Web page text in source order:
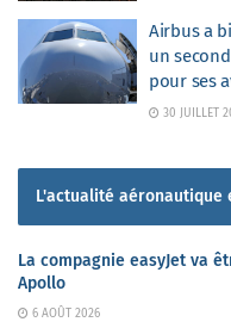
Airbus a
un
pour ses
30 JUILLET
L'actualité aéronautique
La compagnie easyJet va
Apollo
6 AOÛT 2026